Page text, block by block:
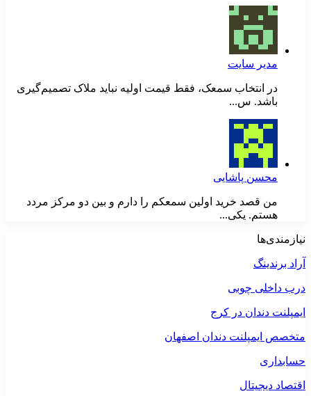
مدیر سایت
در انتخاب سمعک، فقط قیمت اولیه نباید ملاک تصمیم‌گیری
باشد. س...
محسن پاشایی
من قصد خرید اولین سمعکم را دارم و بین دو مرکز مردد
هستم. یکی...
نیازمندی‌ها
آراد برندینگ
درب داخلی چوبی
ایمپلنت دندان در کرج
متخصص ایمپلنت دندان اصفهان
حسابداری
اقتصاد دیجیتال